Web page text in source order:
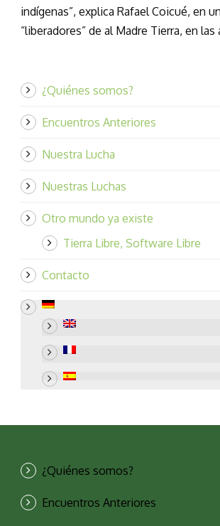
indígenas”, explica Rafael Coicué, en
“liberadores” de al Madre Tierra, en las
¿Quiénes somos?
Encuentros Anteriores
Nuestra Lucha
Nuestras Luchas
Otro mundo ya existe
Tierra Libre, Software Libre
Contacto
¿Quiénes somos?
Encuentros Anteriores